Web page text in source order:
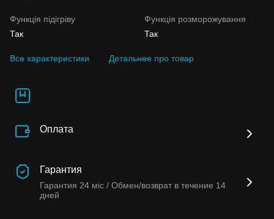
Функція підігріву
Так
Функція розморожування
Так
Все характеристики Детальнее про товар
Оплата
Гарантия
Гарантия 24 міс / Обмен/возврат в течение 14
дней